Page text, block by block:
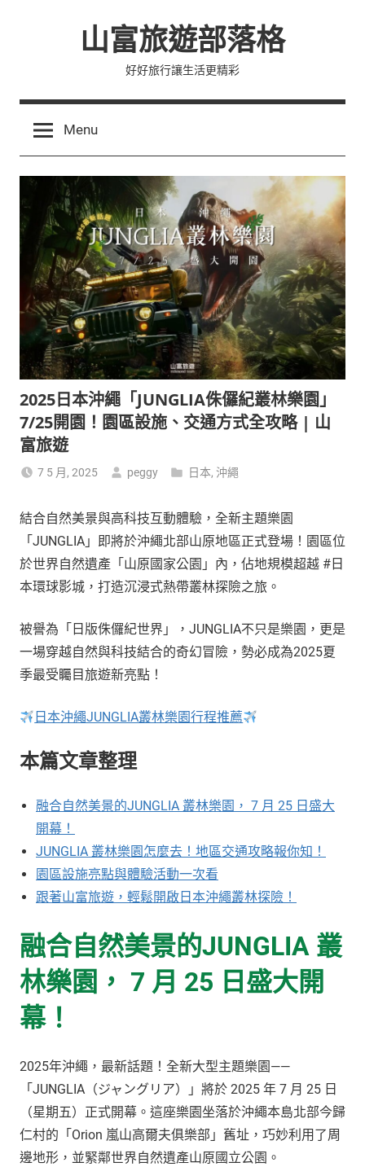
山富旅遊部落格
好好旅行讓生活更精彩
Menu
2025日本沖繩「JUNGLIA侏儸紀叢林樂園」
7/25開園！園區設施、交通方式全攻略 | 山
富旅遊
7 5 月, 2025 peggy 日本, 沖繩
結合自然美景與高科技互動體驗，全新主題樂園
「JUNGLIA」即將於沖繩北部山原地區正式登場！園區位
於世界自然遺產「山原國家公園」內，佔地規模超越 #日
本環球影城，打造沉浸式熱帶叢林探險之旅。
被譽為「日版侏儸紀世界」，JUNGLIA不只是樂園，更是
一場穿越自然與科技結合的奇幻冒險，勢必成為2025夏
季最受矚目旅遊新亮點！
日本沖繩JUNGLIA叢林樂園行程推薦
本篇文章整理
融合自然美景的JUNGLIA 叢林樂園， 7 月 25 日盛大
開幕！
JUNGLIA 叢林樂園怎麼去！地區交通攻略報你知！
園區設施亮點與體驗活動一次看
跟著山富旅遊，輕鬆開啟日本沖繩叢林探險！
融合自然美景的JUNGLIA 叢
林樂園， 7 月 25 日盛大開
幕！
2025年沖繩，最新話題！全新大型主題樂園——
「JUNGLIA（ジャングリア）」將於 2025 年 7 月 25 日
（星期五）正式開幕。這座樂園坐落於沖繩本島北部今歸
仁村的「Orion 嵐山高爾夫俱樂部」舊址，巧妙利用了周
邊地形，並緊鄰世界自然遺產山原國立公園。